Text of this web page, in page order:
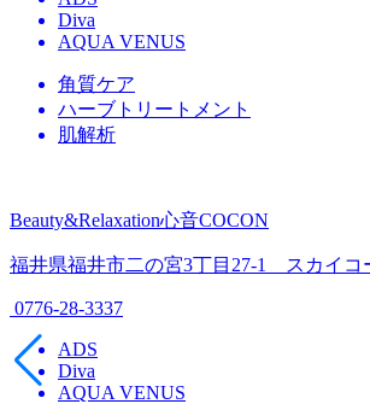
Diva
AQUA VENUS
角質ケア
ハーブトリートメント
肌解析
Beauty&Relaxation心音COCON
福井県福井市二の宮3丁目27-1 スカイコ
0776-28-3337
ADS
Diva
AQUA VENUS